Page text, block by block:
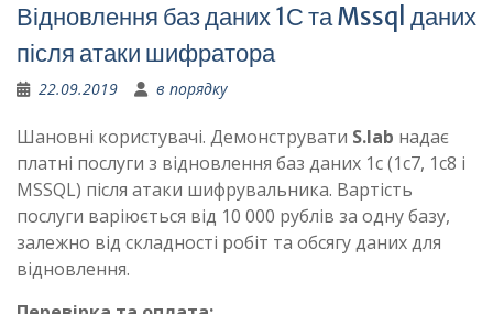
Відновлення баз даних 1С та Mssql даних
після атаки шифратора
22.09.2019 в порядку
Шановні користувачі. Демонструвати S.lab надає
платні послуги з відновлення баз даних 1c (1c7, 1c8 і
MSSQL) після атаки шифрувальника. Вартість
послуги варіюється від 10 000 рублів за одну базу,
залежно від складності робіт та обсягу даних для
відновлення.